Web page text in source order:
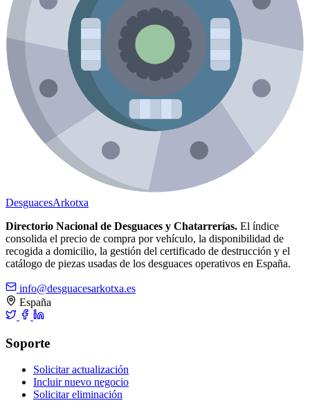
DesguacesArkotxa
Directorio Nacional de Desguaces y Chatarrerías. El índice
consolida el precio de compra por vehículo, la disponibilidad de
recogida a domicilio, la gestión del certificado de destrucción y el
catálogo de piezas usadas de los desguaces operativos en España.
info@desguacesarkotxa.es
España
Soporte
Solicitar actualización
Incluir nuevo negocio
Solicitar eliminación